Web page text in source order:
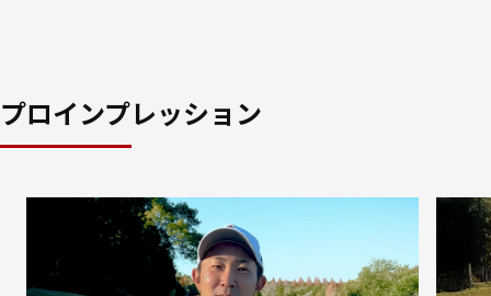
プロインプレッション